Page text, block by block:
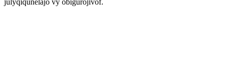
julyqiqunelajo vy obigurojivof.